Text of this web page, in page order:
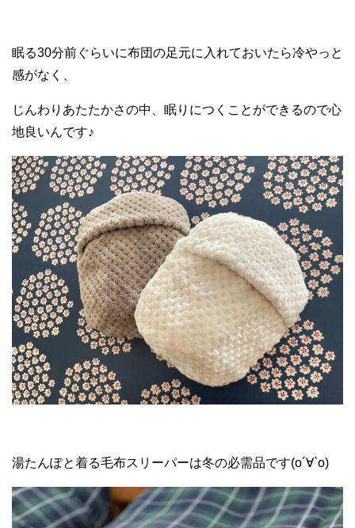
眠る30分前ぐらいに布団の足元に入れておいたら冷やっと
感がなく、
じんわりあたたかさの中、眠りにつくことができるので心
地良いんです♪
湯たんぽと着る毛布スリーパーは冬の必需品です(о´∀`о)